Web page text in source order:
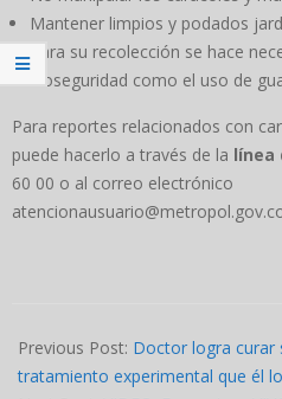
Mantener limpios y podados
Para su recolección se hace
bioseguridad como el uso de
Para reportes relacionados con
puede hacerlo a través de la línea
60 00 o al correo electrónico
05-
16
Previous Post: Doctor logra curar
tratamiento experimental que él